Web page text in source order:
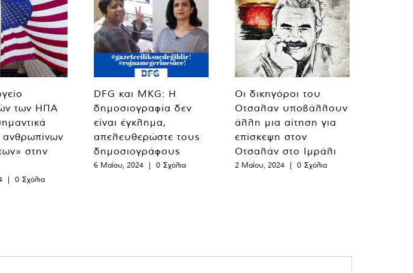
των ΗΠΑ
ανθρωπίνων
στην
| 0 Σχόλια
DFG και MKG: Η
δημοσιογραφία δεν
είναι έγκλημα,
απελευθερώστε τους
δημοσιογράφους
6 Μαΐου, 2024 | 0 Σχόλια
Οι δικηγόροι του
Οτσαλαν υποβάλλουν
άλλη μια αίτηση για
επίσκεψη στον
Οτσαλάν στο Ιμράλι
2 Μαΐου, 2024 | 0 Σχόλια